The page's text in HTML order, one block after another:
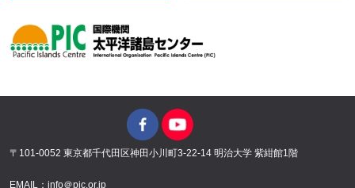
〒101-0052 東京都千代田区神田小川町3-22-14 明治大学 紫紺館1階
EMAIL：info＠pic.or.jp